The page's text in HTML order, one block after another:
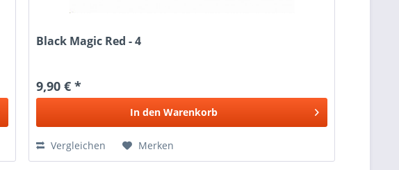
Black Magic Red - 4
9,90 € *
In den Warenkorb
Vergleichen Merken